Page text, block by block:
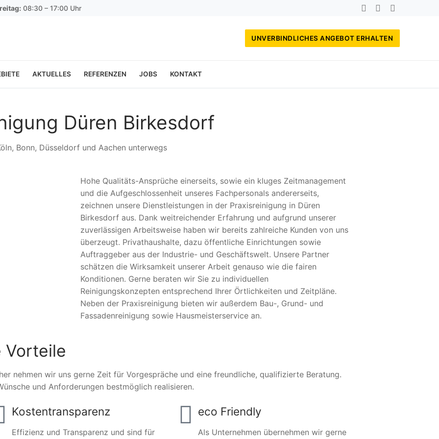
08:30 – 17:00 Uhr
UNVERBINDLICHES ANGEBOT ERHALTEN
AKTUELLES REFERENZEN JOBS KONTAKT
Düren Birkesdorf
Bonn, Düsseldorf und Aachen unterwegs
Hohe Qualitäts-Ansprüche einerseits, sowie ein kluges Zeitmanagement
und die Aufgeschlossenheit unseres Fachpersonals andererseits,
zeichnen unsere Dienstleistungen in der Praxisreinigung in Düren
Birkesdorf aus. Dank weitreichender Erfahrung und aufgrund unserer
zuverlässigen Arbeitsweise haben wir bereits zahlreiche Kunden von uns
überzeugt. Privathaushalte, dazu öffentliche Einrichtungen sowie
Auftraggeber aus der Industrie- und Geschäftswelt. Unsere Partner
schätzen die Wirksamkeit unserer Arbeit genauso wie die fairen
Konditionen. Gerne beraten wir Sie zu individuellen
Reinigungskonzepten entsprechend Ihrer Örtlichkeiten und Zeitpläne.
Neben der Praxisreinigung bieten wir außerdem Bau-, Grund- und
Fassadenreinigung sowie Hausmeisterservice an.
Vorteile
nehmen wir uns gerne Zeit für Vorgespräche und eine freundliche, qualifizierte Beratung.
und Anforderungen bestmöglich realisieren.
Kostentransparenz
Effizienz und Transparenz und sind für
eco Friendly
Als Unternehmen übernehmen wir gerne